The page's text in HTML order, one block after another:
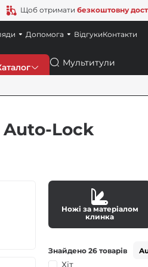
Щоб отримати безкоштовну
Пошук
Допомога ВідгукиКонтакти
Lock
Ножі за матеріалом
клинка
Знайдено 26 товарів
Хіт